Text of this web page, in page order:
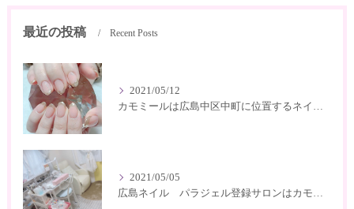
最近の投稿 Recent Posts
2021/05/12
カモミールは広島中区中町に位置するネイルサロン
2021/05/05
広島ネイル パラジェル登録サロンはカモミール